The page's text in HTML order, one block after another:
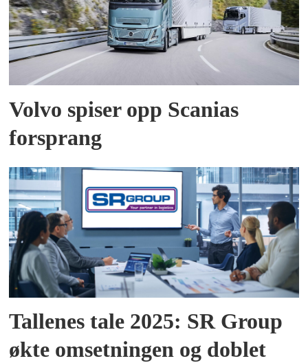
Volvo spiser opp Scanias
forsprang
Tallenes tale 2025: SR Group
økte omsetningen og doblet